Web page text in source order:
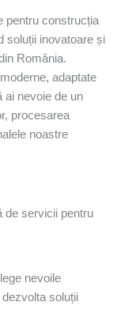
pentru construcția
soluții inovatoare și
România.
adaptate
ai nevoie de un
procesarea
noastre
de servicii pentru
nevoile
soluții